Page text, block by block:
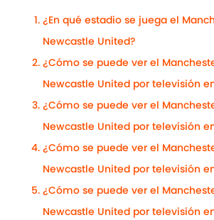
¿En qué estadio se juega el
Newcastle United?
¿Cómo se puede ver el
Newcastle United por televisión
¿Cómo se puede ver el
Newcastle United por televisión
¿Cómo se puede ver el
Newcastle United por televisión
¿Cómo se puede ver el
Newcastle United por televisión